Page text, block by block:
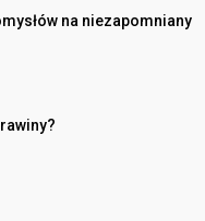
na niezapomniany